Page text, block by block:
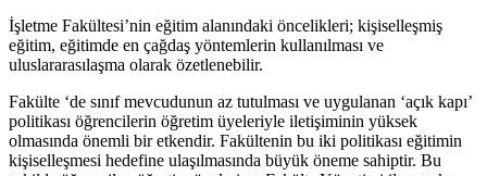
İşletme Fakültesi’nin eğitim alanındaki öncelikleri; kişiselleşmiş
eğitim, eğitimde en çağdaş yöntemlerin kullanılması ve
uluslararasılaşma olarak özetlenebilir.
Fakülte ‘de sınıf mevcudunun az tutulması ve uygulanan ‘açık kapı’
politikası öğrencilerin öğretim üyeleriyle iletişiminin yüksek
olmasında önemli bir etkendir. Fakültenin bu iki politikası eğitimin
kişiselleşmesi hedefine ulaşılmasında büyük öneme sahiptir. Bu